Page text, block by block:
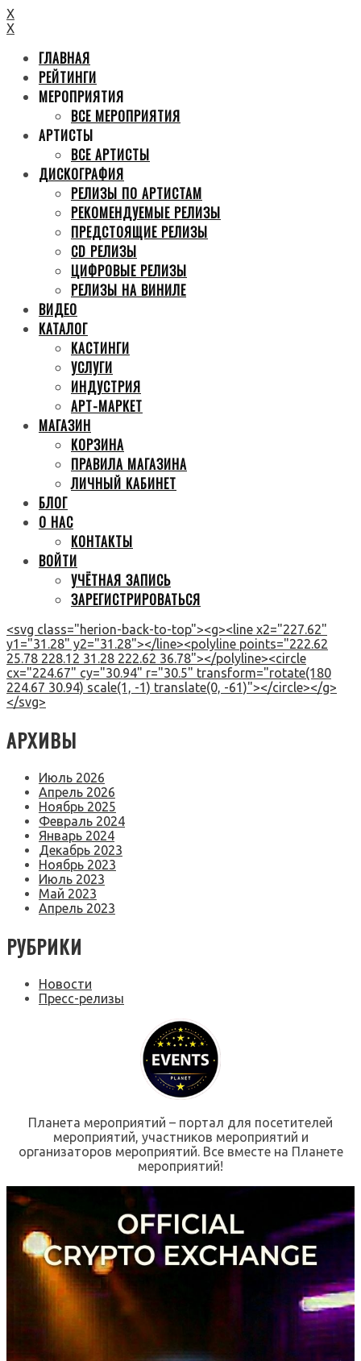
X
X
ГЛАВНАЯ
РЕЙТИНГИ
МЕРОПРИЯТИЯ
ВСЕ МЕРОПРИЯТИЯ
АРТИСТЫ
ВСЕ АРТИСТЫ
ДИСКОГРАФИЯ
РЕЛИЗЫ ПО АРТИСТАМ
РЕКОМЕНДУЕМЫЕ РЕЛИЗЫ
ПРЕДСТОЯЩИЕ РЕЛИЗЫ
CD РЕЛИЗЫ
ЦИФРОВЫЕ РЕЛИЗЫ
РЕЛИЗЫ НА ВИНИЛЕ
ВИДЕО
КАТАЛОГ
КАСТИНГИ
УСЛУГИ
ИНДУСТРИЯ
АРТ-МАРКЕТ
МАГАЗИН
КОРЗИНА
ПРАВИЛА МАГАЗИНА
ЛИЧНЫЙ КАБИНЕТ
БЛОГ
О НАС
КОНТАКТЫ
ВОЙТИ
УЧЁТНАЯ ЗАПИСЬ
ЗАРЕГИСТРИРОВАТЬСЯ
<svg class="herion-back-to-top"><g><line x2="227.62"
y1="31.28" y2="31.28"></line><polyline points="222.62
25.78 228.12 31.28 222.62 36.78"></polyline><circle
cx="224.67" cy="30.94" r="30.5" transform="rotate(180
224.67 30.94) scale(1, -1) translate(0, -61)"></circle></g>
</svg>
АРХИВЫ
Июль 2026
Апрель 2026
Ноябрь 2025
Февраль 2024
Январь 2024
Декабрь 2023
Ноябрь 2023
Июль 2023
Май 2023
Апрель 2023
РУБРИКИ
Новости
Пресс-релизы
Планета мероприятий – портал для посетителей
мероприятий, участников мероприятий и
организаторов мероприятий. Все вместе на Планете
мероприятий!